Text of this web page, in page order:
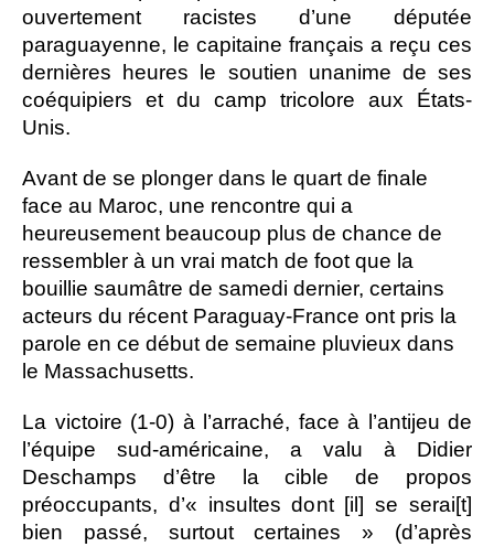
ouvertement racistes d’une députée
paraguayenne, le capitaine français a reçu ces
dernières heures le soutien unanime de ses
coéquipiers et du camp tricolore aux États-
Unis.
Avant de se plonger dans le quart de finale
face au Maroc, une rencontre qui a
heureusement beaucoup plus de chance de
ressembler à un vrai match de foot que la
bouillie saumâtre de samedi dernier, certains
acteurs du récent Paraguay-France ont pris la
parole en ce début de semaine pluvieux dans
le Massachusetts.
La victoire (1-0) à l’arraché, face à l’antijeu de
l’équipe sud-américaine, a valu à Didier
Deschamps d’être la cible de propos
préoccupants, d’« insultes dont [il] se serai[t]
bien passé, surtout certaines » (d’après